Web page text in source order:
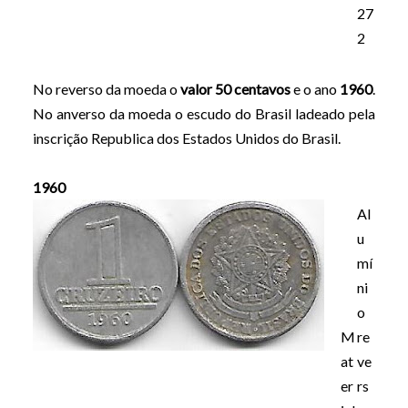
27
2
No reverso da moeda ovalor 50 centavose o ano 1960.
No anverso da moeda o escudo do Brasil ladeado pela
inscrição Republica dos Estados Unidos do Brasil.
1960
M
at
er
Al
u
mí
ni
o
re
ve
rs